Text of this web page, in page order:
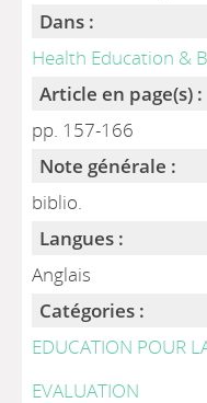
Dans :
Health Education &
Article en page(s) :
pp. 157-166
Note générale :
biblio.
Langues :
Anglais
Catégories :
EDUCATION POUR
EVALUATION